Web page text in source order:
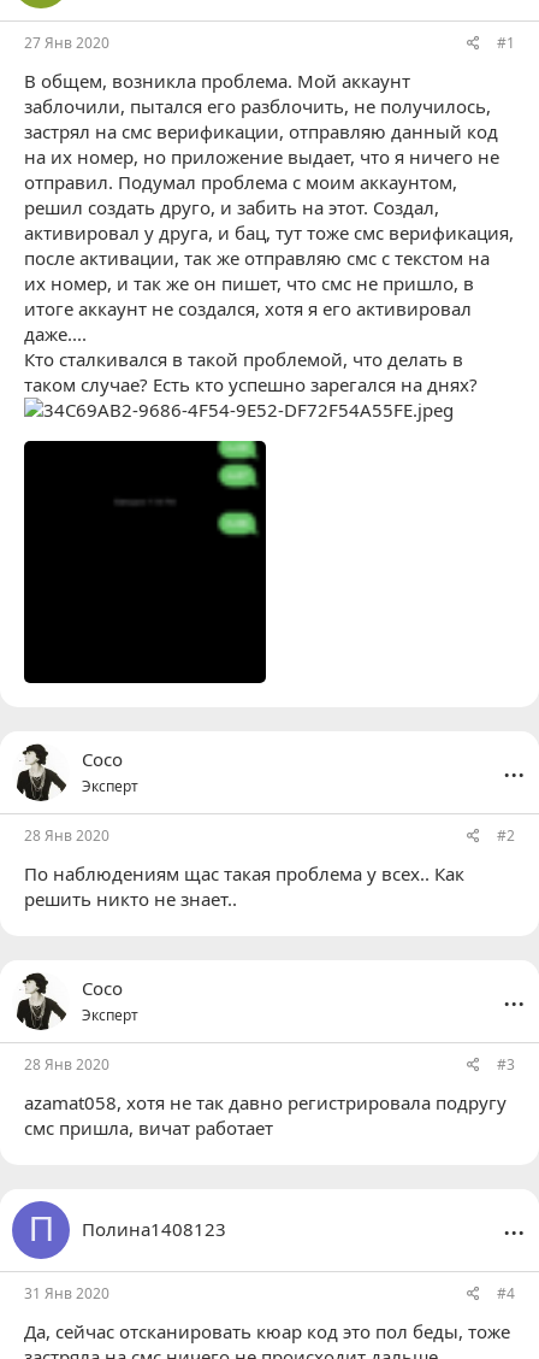
27 Янв 2020 #1
В общем, возникла проблема. Мой аккаунт
заблочили, пытался его разблочить, не получилось,
застрял на смс верификации, отправляю данный код
на их номер, но приложение выдает, что я ничего не
отправил. Подумал проблема с моим аккаунтом,
решил создать друго, и забить на этот. Создал,
активировал у друга, и бац, тут тоже смс верификация,
после активации, так же отправляю смс с текстом на
их номер, и так же он пишет, что смс не пришло, в
итоге аккаунт не создался, хотя я его активировал
даже....
Кто сталкивался в такой проблемой, что делать в
таком случае? Есть кто успешно зарегался на днях?
Coco
Эксперт
...
28 Янв 2020 #2
По наблюдениям щас такая проблема у всех.. Как
решить никто не знает..
Coco
Эксперт
...
28 Янв 2020 #3
azamat058, хотя не так давно регистрировала подругу
смс пришла, вичат работает
П Полина1408123 ...
31 Янв 2020 #4
Да, сейчас отсканировать кюар код это пол беды, тоже